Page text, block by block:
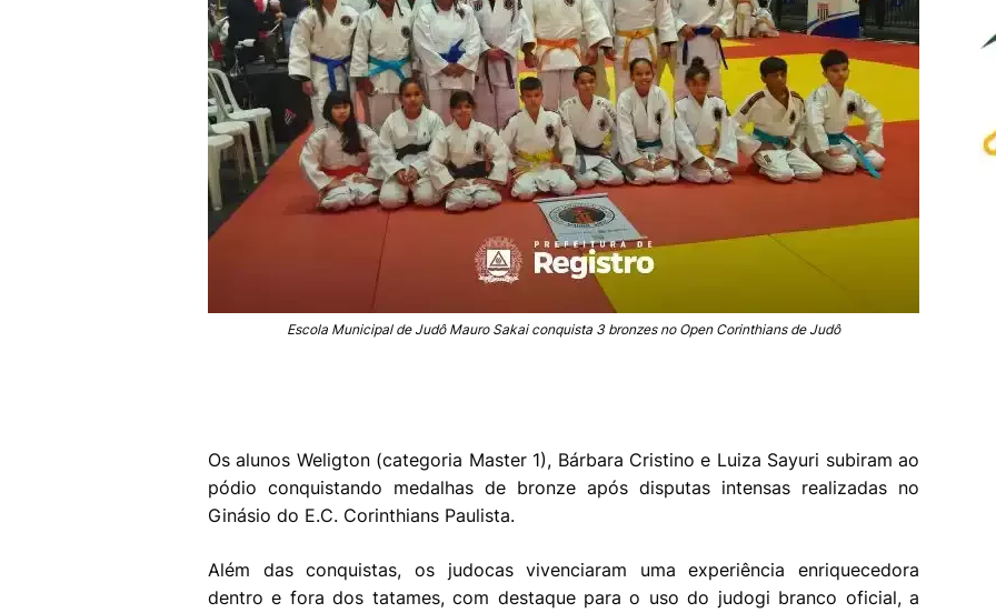
Escola Municipal de Judô Mauro Sakai conquista 3 bronzes no Open Corinthians de Judô
Os alunos Weligton (categoria Master 1), Bárbara Cristino e Luiza Sayuri subiram ao
pódio conquistando medalhas de bronze após disputas intensas realizadas no
Ginásio do E.C. Corinthians Paulista.
Além das conquistas, os judocas vivenciaram uma experiência enriquecedora
dentro e fora dos tatames, com destaque para o uso do judogi branco oficial, a